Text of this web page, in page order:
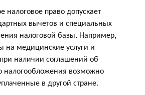
налоговое право допускает
вычетов и специальных
налоговой базы. Например,
на медицинские услуги и
наличии соглашений об
налогообложения возможно
в другой стране.